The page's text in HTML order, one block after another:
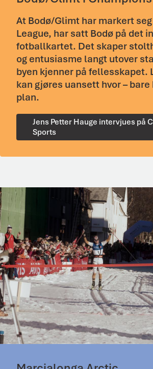
At Bodø/Glimt har markert
League, har satt Bodø på det
fotballkartet. Det skaper
og entusiasme langt utover
byen kjenner på fellesskapet.
kan gjøres uansett hvor – bare
plan.
Jens Petter Hauge intervjues på
Sports